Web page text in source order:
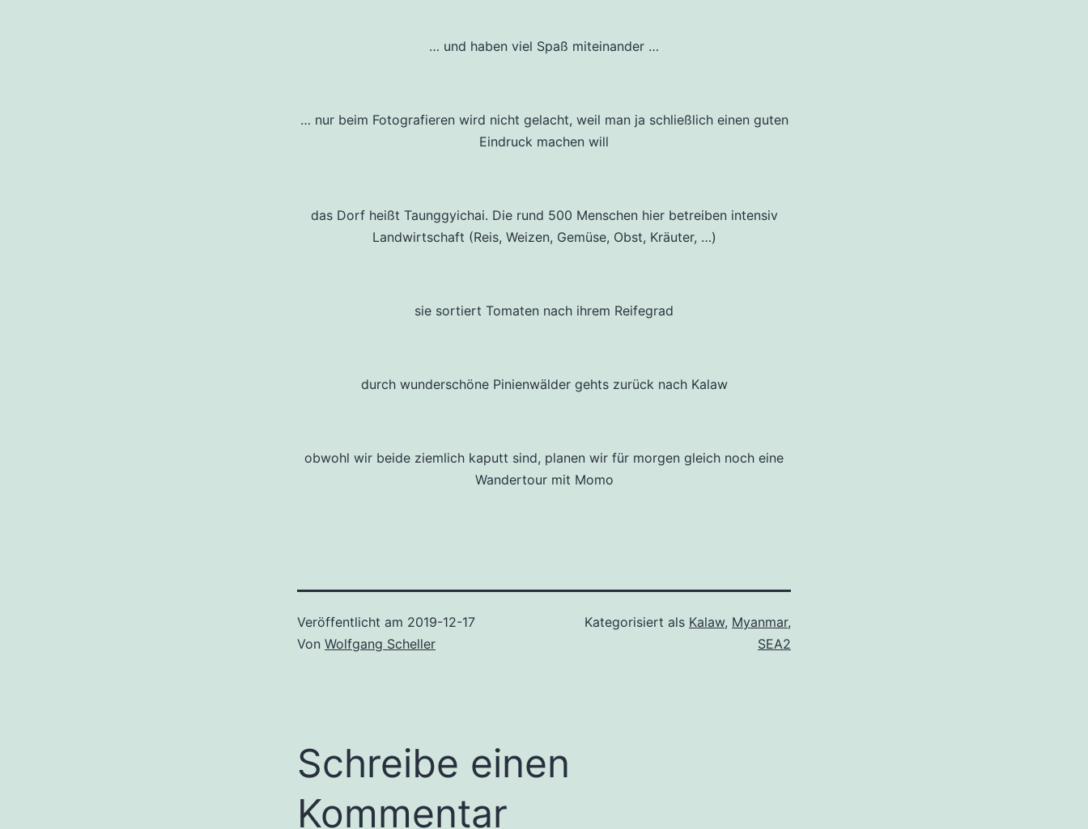
… und haben viel Spaß miteinander …
… nur beim Fotografieren wird nicht gelacht, weil man ja schließlich einen guten
Eindruck machen will
das Dorf heißt Taunggyichai. Die rund 500 Menschen hier betreiben intensiv
Landwirtschaft (Reis, Weizen, Gemüse, Obst, Kräuter, …)
sie sortiert Tomaten nach ihrem Reifegrad
durch wunderschöne Pinienwälder gehts zurück nach Kalaw
obwohl wir beide ziemlich kaputt sind, planen wir für morgen gleich noch eine
Wandertour mit Momo
Veröffentlicht am 2019-12-17
Von Wolfgang Scheller
Kategorisiert als Kalaw, Myanmar,
SEA2
Schreibe einen
Kommentar